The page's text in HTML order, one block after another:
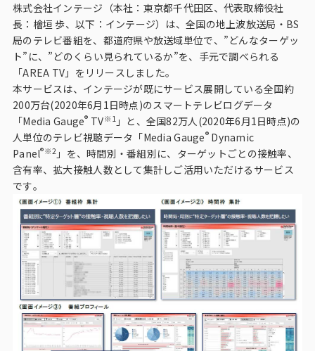
社長メッセージ
役員紹介
沿革
多様性・ダイバーシティへの取り組み
ニュース・メディア掲載
ソリューション／サービス
アンケートモニター
採用情報
株式会社インテージ（本社：東京都千代田区、代表取締役社
長：檜垣 歩、以下：インテージ）は、全国の地上波放送局・BS
局のテレビ番組を、都道府県や放送域単位で、”どんなターゲッ
ト”に、”どのくらい見られているか”を、手元で調べられる
「AREA TV」をリリースしました。
本サービスは、インテージが既にサービス展開している全国約
200万台(2020年6月1日時点)のスマートテレビログデータ
「Media Gauge® TV※1 」と、全国82万人(2020年6月1日時点)の
人単位のテレビ視聴データ「Media Gauge® Dynamic
Panel®※2 」を、時間別・番組別に、ターゲットごとの接触率、
含有率、拡大接触人数として集計しご活用いただけるサービス
です。